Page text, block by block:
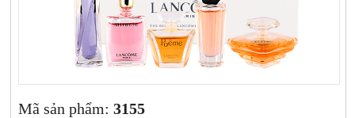
Xịt khoáng
Sữa rửa mặt | Tẩy trang | Lột mụn
Nước hoa hồng | Toner
Giảm cân | Tăng cân
Sp chăm sóc da khác
Mã sản phẩm:3155